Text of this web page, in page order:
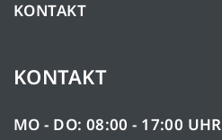
KONTAKT
KONTAKT
MO - DO: 08:00 - 17:00 UHR